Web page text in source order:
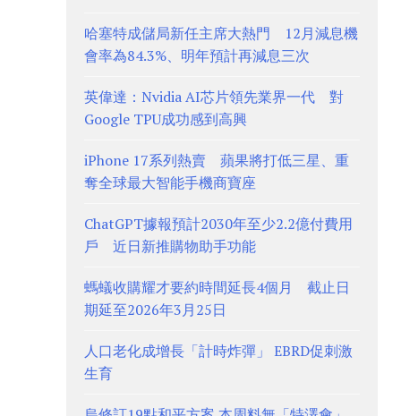
哈塞特成儲局新任主席大熱門 12月減息機
會率為84.3%、明年預計再減息三次
英偉達：Nvidia AI芯片領先業界一代 對
Google TPU成功感到高興
iPhone 17系列熱賣 蘋果將打低三星、重
奪全球最大智能手機商寶座
ChatGPT據報預計2030年至少2.2億付費用
戶 近日新推購物助手功能
螞蟻收購耀才要約時間延長4個月 截止日
期延至2026年3月25日
人口老化成增長「計時炸彈」 EBRD促刺激
生育